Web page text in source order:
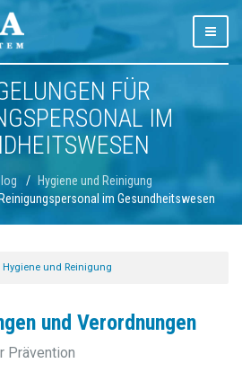
FÜR
IM
Hygiene und Reinigung
im Gesundheitswesen
Hygiene und Reinigung
und Verordnungen
Prävention